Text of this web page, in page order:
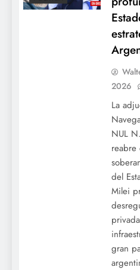
2026
La
NUL
reabre
del
Milei
gran